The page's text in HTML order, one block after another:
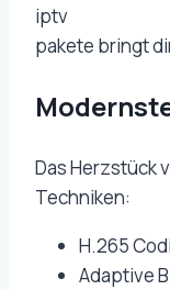
iptv
pakete bringt
Das Herzstück
Techniken:
H.265
Adaptive